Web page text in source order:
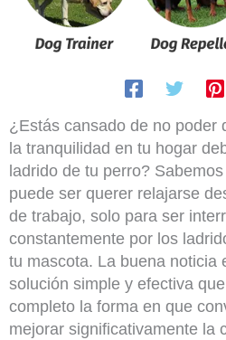
¿Estás cansado de no poder
la tranquilidad en tu hogar
ladrido de tu perro?
puede ser querer relajarse
de trabajo, solo para ser
constantemente por los
tu mascota. La buena noticia
solución simple y efectiva
completo la forma en que
mejorar significativamente la